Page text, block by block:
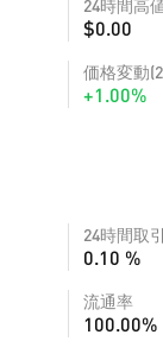
24時間高
$0.00
価格変動
+1.00%
24時間取
0.10 %
流通率
100.00%